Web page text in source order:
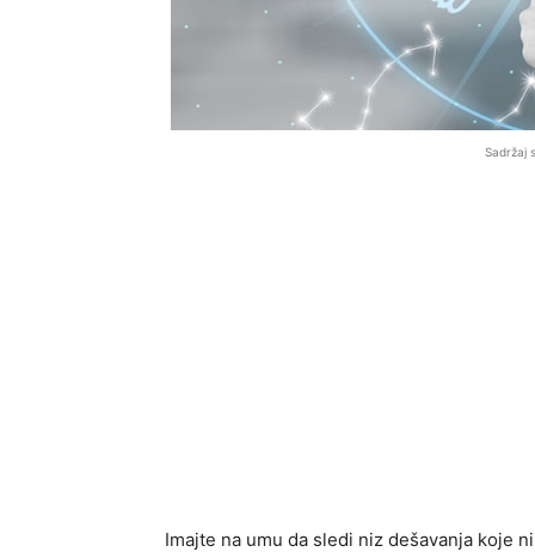
Sadržaj
Imajte na umu da sledi niz dešavanja koje